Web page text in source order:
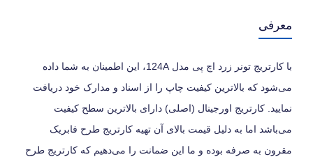
معرفی
با کارتریج تونر زرد اچ پی مدل 124A، این اطمینان به شما داده
می‌شود که بالاترین کیفیت چاپ را از اسناد و مدارک خود دریافت
نمایید. کارتریج اورجینال (اصلی) دارای بالاترین سطح کیفیت
می‌باشد اما به دلیل قیمت بالای آن تهیه کارتریج طرح فابریک
مقرون به صرفه بوده و ما این ضمانت را می‌دهیم که کارتریج طرح